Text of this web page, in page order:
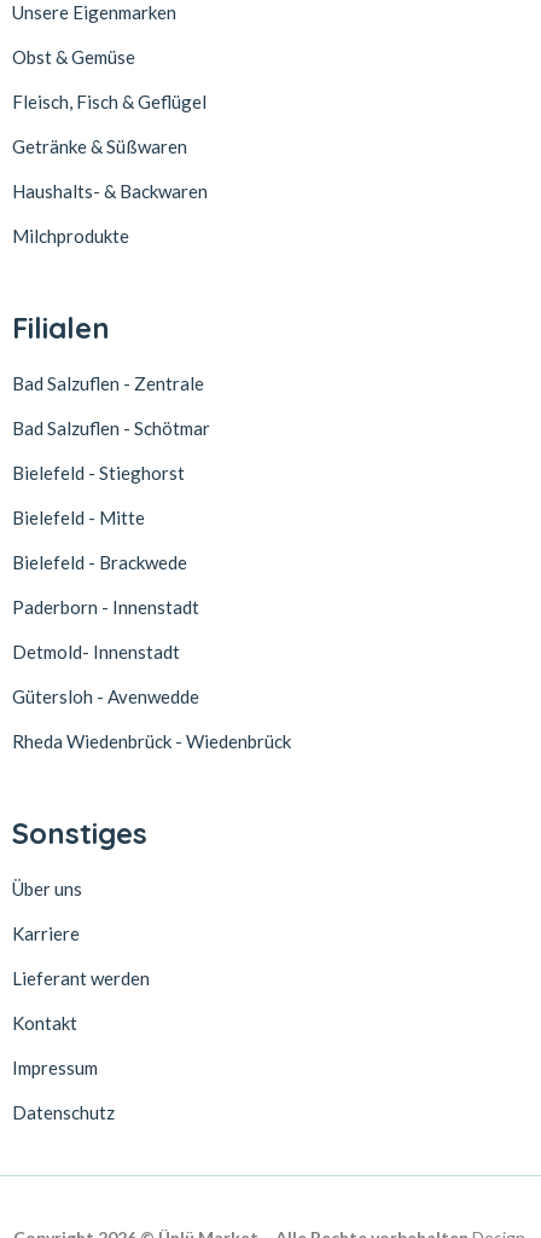
Unsere Eigenmarken
Obst & Gemüse
Fleisch, Fisch & Geflügel
Getränke & Süßwaren
Haushalts- & Backwaren
Milchprodukte
Filialen
Bad Salzuflen - Zentrale
Bad Salzuflen - Schötmar
Bielefeld - Stieghorst
Bielefeld - Mitte
Bielefeld - Brackwede
Paderborn - Innenstadt
Detmold- Innenstadt
Gütersloh - Avenwedde
Rheda Wiedenbrück - Wiedenbrück
Sonstiges
Über uns
Karriere
Lieferant werden
Kontakt
Impressum
Datenschutz